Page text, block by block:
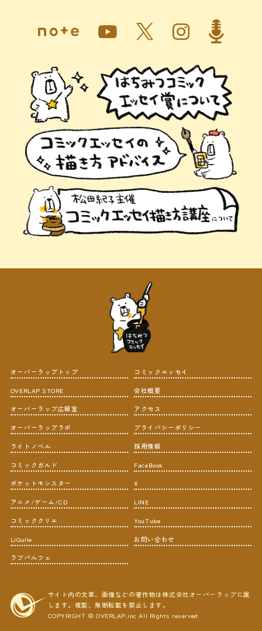
オーバーラップトップ
OVERLAP STORE
オーバーラップ広報室
オーバーラップラボ
ライトノベル
コミックガルド
ポケットモンスター
アニメ/ゲーム/CD
コミッククリエ
LiQulle
ラブパルフェ
コミックエッセイ
会社概要
アクセス
プライバシーポリシー
採用情報
FaceBook
X
LINE
YouTube
お問い合わせ
サイト内の文章、画像などの著作物は株式会社オーバーラップに属
します。複製、無断転載を禁止します。
COPYRIGHT © OVERLAP,inc All Rights reserved